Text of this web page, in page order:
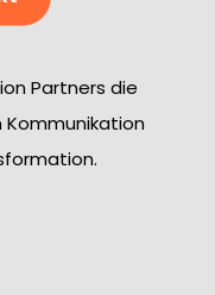
Partners die